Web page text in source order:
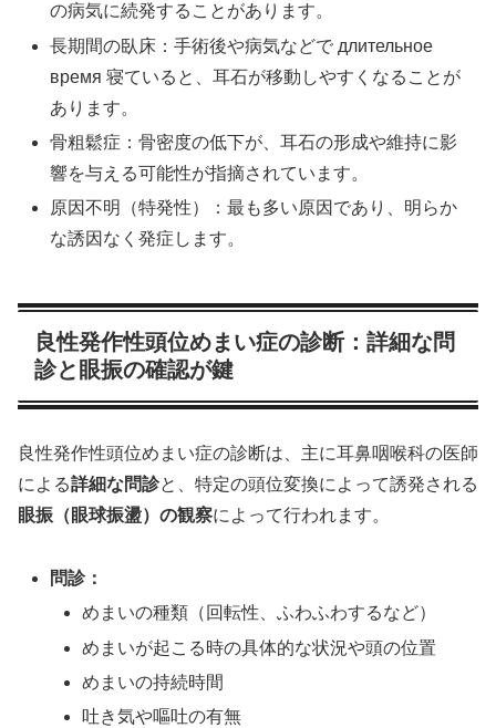
の病気に続発することがあります。
長期間の臥床：手術後や病気などで длительное
время 寝ていると、耳石が移動しやすくなることが
あります。
骨粗鬆症：骨密度の低下が、耳石の形成や維持に影
響を与える可能性が指摘されています。
原因不明（特発性）：最も多い原因であり、明らか
な誘因なく発症します。
良性発作性頭位めまい症の診断：詳細な問
診と眼振の確認が鍵
良性発作性頭位めまい症の診断は、主に耳鼻咽喉科の医師
による詳細な問診と、特定の頭位変換によって誘発される
眼振（眼球振盪）の観察によって行われます。
問診：
めまいの種類（回転性、ふわふわするなど）
めまいが起こる時の具体的な状況や頭の位置
めまいの持続時間
吐き気や嘔吐の有無